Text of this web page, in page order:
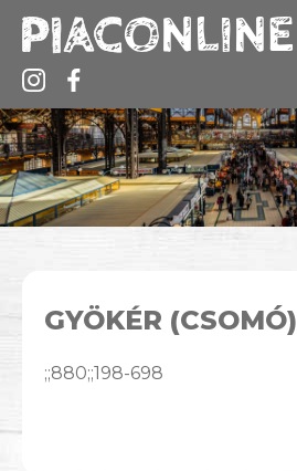
GYÖKÉR (CSOMÓ)
;;880;;198-698